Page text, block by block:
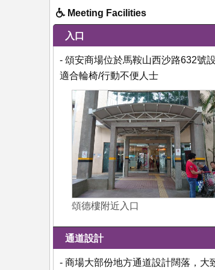
Meeting Facilities
入口
- 頌安商場位於馬鞍山西沙路632號
適合輪椅/行動不便人士
頌德樓附近入口
通道設計
- 商場大部份地方通道設計闊落，大